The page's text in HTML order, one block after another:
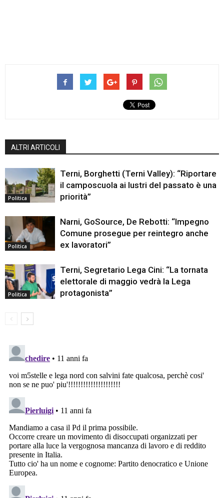
ALTRI ARTICOLI
Politica
Terni, Borghetti (Terni Valley): “Riportare
il camposcuola ai lustri del passato è una
priorità”
Politica
Narni, GoSource, De Rebotti: “Impegno
Comune prosegue per reintegro anche
ex lavoratori”
Politica
Terni, Segretario Lega Cini: “La tornata
elettorale di maggio vedrà la Lega
protagonista”